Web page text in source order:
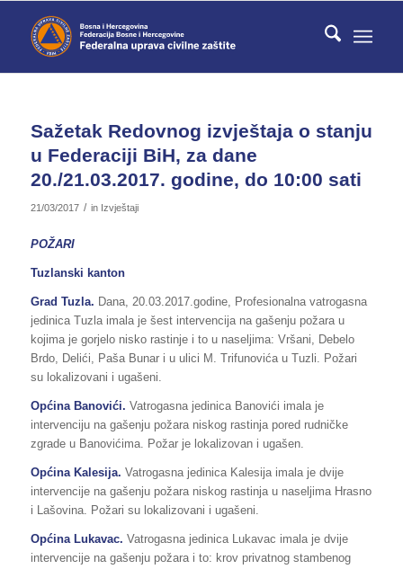
Sažetak Redovnog izvještaja o stanju
u Federaciji BiH, za dane
20./21.03.2017. godine, do 10:00 sati
21/03/2017 / in Izvještaji
POŽARI
Tuzlanski kanton
Grad Tuzla. Dana, 20.03.2017.godine, Profesionalna vatrogasna
jedinica Tuzla imala je šest intervencija na gašenju požara u
kojima je gorjelo nisko rastinje i to u naseljima: Vršani, Debelo
Brdo, Delići, Paša Bunar i u ulici M. Trifunovića u Tuzli. Požari
su lokalizovani i ugašeni.
Općina Banovići. Vatrogasna jedinica Banovići imala je
intervenciju na gašenju požara niskog rastinja pored rudničke
zgrade u Banovićima. Požar je lokalizovan i ugašen.
Općina Kalesija. Vatrogasna jedinica Kalesija imala je dvije
intervencije na gašenju požara niskog rastinja u naseljima Hrasno
i Lašovina. Požari su lokalizovani i ugašeni.
Općina Lukavac. Vatrogasna jedinica Lukavac imala je dvije
intervencije na gašenju požara i to: krov privatnog stambenog